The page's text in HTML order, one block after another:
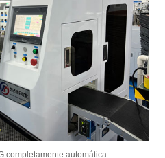
completamente automática